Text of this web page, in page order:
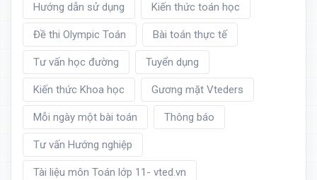
Hướng dẫn sử dụng Kiến thức toán học
Đề thi Olympic Toán Bài toán thực tế
Tư vấn học đường Tuyển dụng
Kiến thức Khoa học Gương mặt Vteders
Mỗi ngày một bài toán Thông báo
Tư vấn Hướng nghiệp
Tài liệu môn Toán lớp 11- vted.vn